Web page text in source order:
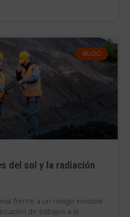
BLOG
del sol y la radiación
frente a un riesgo invisible
de trabajos a la